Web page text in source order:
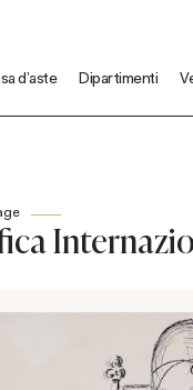
d'aste Dipartimenti